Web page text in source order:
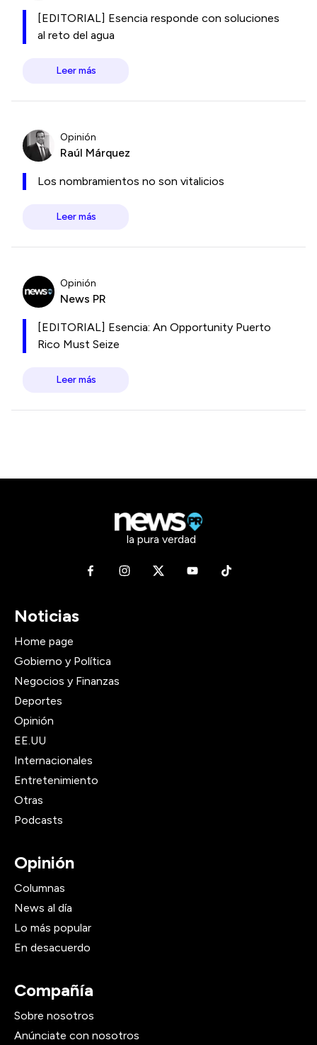
[EDITORIAL] Esencia responde con soluciones
al reto del agua
Leer más
Opinión
Raúl Márquez
Los nombramientos no son vitalicios
Leer más
Opinión
News PR
[EDITORIAL] Esencia: An Opportunity Puerto
Rico Must Seize
Leer más
la pura verdad
Noticias
Home page
Gobierno y Política
Negocios y Finanzas
Deportes
Opinión
EE.UU
Internacionales
Entretenimiento
Otras
Podcasts
Opinión
Columnas
News al día
Lo más popular
En desacuerdo
Compañía
Sobre nosotros
Anúnciate con nosotros